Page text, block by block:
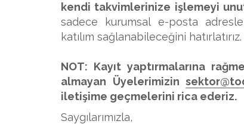
kendi takvimlerinize işlemeyi
sadece kurumsal e-posta
katılım sağlanabileceğini hatırlatırız.
NOT: Kayıt yaptırmalarına
almayan Üyelerimizin
iletişime geçmelerini rica ederiz.
Saygılarımızla,